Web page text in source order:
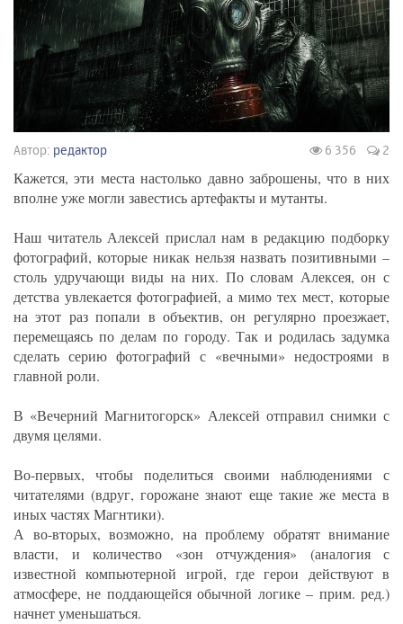
Автор: редактор 6 356 2
Кажется, эти места настолько давно заброшены, что в них
вполне уже могли завестись артефакты и мутанты.
Наш читатель Алексей прислал нам в редакцию подборку
фотографий, которые никак нельзя назвать позитивными –
столь удручающи виды на них. По словам Алексея, он с
детства увлекается фотографией, а мимо тех мест, которые
на этот раз попали в объектив, он регулярно проезжает,
перемещаясь по делам по городу. Так и родилась задумка
сделать серию фотографий с «вечными» недостроями в
главной роли.
В «Вечерний Магнитогорск» Алексей отправил снимки с
двумя целями.
Во-первых, чтобы поделиться своими наблюдениями с
читателями (вдруг, горожане знают еще такие же места в
иных частях Магнтики).
А во-вторых, возможно, на проблему обратят внимание
власти, и количество «зон отчуждения» (аналогия с
известной компьютерной игрой, где герои действуют в
атмосфере, не поддающейся обычной логике – прим. ред.)
начнет уменьшаться.